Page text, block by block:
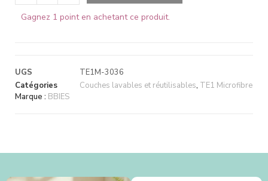
Gagnez 1 point en achetant ce produit.
UGS
TE1M-3036
Catégories
Couches lavables et réutilisables, TE1 Microfibre
Marque : BBIES